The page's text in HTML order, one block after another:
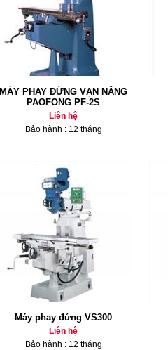
MÁY PHAY ĐỨNG VẠN NĂNG
PAOFONG PF-2S
Liên hệ
Bảo hành : 12 tháng
Máy phay đứng VS300
Liên hệ
Bảo hành : 12 tháng